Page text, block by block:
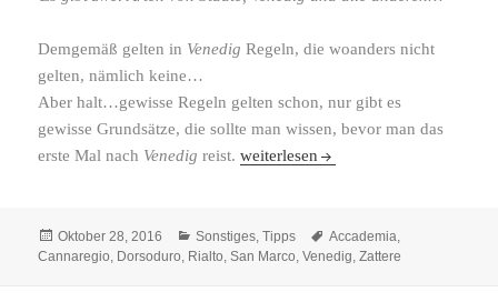
Demgemäß gelten in Venedig Regeln, die woan­ders nicht
gelten, nämlich keine…
Aber halt…gewisse Regeln gelten schon, nur gibt es
gewisse Grundsätze, die sollte man wissen, bevor man das
erste Mal nach Venedig reist. Goldene Regeln Venedig
weiterlesen
Veröffentlicht
am
Oktober 28, 2016 Kategorien
Sonstiges,Tipps Schlagwörter
Accademia,
Cannaregio, Dorsoduro, Rialto,San Marco,Venedig,Zattere